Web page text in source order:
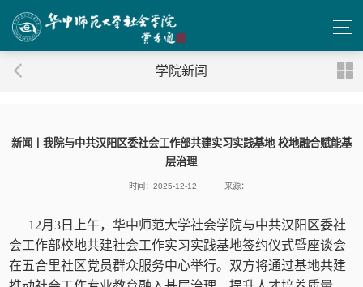
学院新闻
新闻丨我院与中共汉阳区委社会工作部共建实习实践基地 校地融合赋能基
层治理
时间：2025-12-12 来源：
12月3日上午，华中师范大学社会学院与中共汉阳区委社
会工作部校地共建社会工作实习实践基地签约仪式暨座谈会
在五合里社区党员群众服务中心举行。双方将通过基地共建